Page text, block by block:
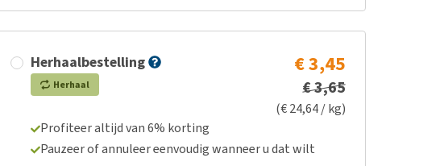
Herhaalbestelling
Herhaal
€ 3,45
€ 3,65
(€ 24,64 / kg)
Profiteer altijd van 6% korting
Pauzeer of annuleer eenvoudig wanneer u dat wilt